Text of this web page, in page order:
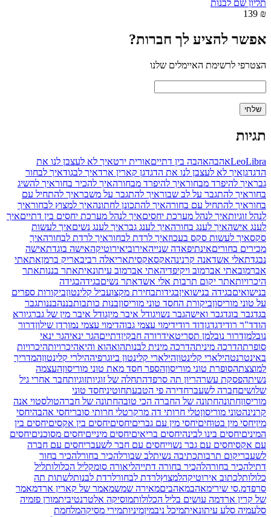
תליון שם לבנות
₪ 139
אפשר להציע לך חברות?
הצטרפי לרשימת האיימלים שלנו
תגיות
LeoLibra אהבהאהבה בין דתייםאורית ירטאיך לא לעצבן לנו את
הדגדגןאיך לא לעצבן לנו את הדגדגן קארין ארדאיך לבגודאיך לבחור
גבראיך להיפרד מבחוראיך להיפרד מבחורהאיך להכיר בחוראיך להשיג
בחוראיך להתגבר על לב שבוראיך להתגבר על משבראיך להתחיל עם
בחוראיך להתחיל עם בחורהאיך להתכונן לחתונהאיך למצוץ לבחוראיך
לנהל זוגיותאיך לנהל מערכת יחסיםאיך לנהל מערכת יחסים בין דתייםאיך
לענג אישהאיך לענג בחורהאיך לענג גבראיך לענג נשיםאיך לעשות
סקסאיך לעשות סקס בעכוזאיך לרדת לבחוראיך לרדת לבחורהאיך
מכירים בחוריםאינתיפאדה שנייהאירוביאירוטיקהאישה בוגדתאישה
נבגדתאלי אשדאנה קרנינהאקסאקסיתאריאלה רביבאריק ברמןאתאתי
אברמובאתי אברמוב ויקיפדיהאתי אברמוב עיתונאיתאתר בננותאתר
היכרויותאתר יקום תרבות אלי אשדאתר נשיםבגידהבגידה
בנישואיםבגידה בנישואיןבגידותבחירת מקצועביל קלינטוןביקורות ספרים
על טוני מוריסוןביקורת החסד טוני מוריסוןבנות כותבותבננהבננותגבר
בגדגבר בוגדגבר ואישהגבר נשויגודל איבר מיןגודל איבר מין של גברגיורא
הודד"ר רודידגדגןדוד רודידימוי עצמי גבוהדימוי עצמי נמוךדן שילוןדרור
נובלמןדרור נובלמן תסריטאידרורה חבקיןדתייםהגר ינאיהגר ינאי
סופרתהדרכה מיניתהדרכה מינית לבנותהואהוא והיאהיכרויותהיכרויות
באינטרנטהילארי קלינטוןהילארי קלינטון ביוגרפיההילרי קלינטוןהמדריך
למוצצתהסופרת טוני מוריסוןהספר חסד מאת טוני מוריסוןהעצמה
נשיתהפסקת עשרהריון תה סרפדהתחלה של זוגיותזוגיותחבר אחרי גיל
שלושיםחברה לשעברחדירה פי הטבעתחוטיניחסד טוני
מוריסוןחתונהחתונה של החברה הכי טובהחתונה של חברהטולסטוי אנה
קרנינהטוני מוריסוןטלי חרותי דה מרקרטלי חרותי סובריחסי אהבהיחסי
מיןיחסי מין בטוחיםיחסי מין עם גבריםיחסיםיחסים בין אקסיםיחסים בין
המיניםיחסים בינו לבינהיחסים בריאיםיחסים מינייםיחסים מסוכניםיחסים
עם אקסיחסים עם גבר נשוייחסים עם חבר לשעבריחסים עם חברה
לשעבריקום תרבותכתיבה נשיתלב שבורלהכיר בחורלהכיר בחור
דתילהכיר בחורהלהכיר בחורה דתייהליאורה סומקליל הכלולותליל
כלולותלכתוב אירוטיקהלמצוץלרדת לבחורלרדת לבנותלשתות תה
סרפדמ.סי שירימאהבמאהביםמאירה שמשמאמר של קארין ארדמאמר
של קרין ארדמה עושים בליל הכלולותמוסיקה אלטרנטיביתמורן פזמיה
סלעמיה סלע עיתונאיתמיכל ניבמיןמיניותמירי מסיקהמלחמת